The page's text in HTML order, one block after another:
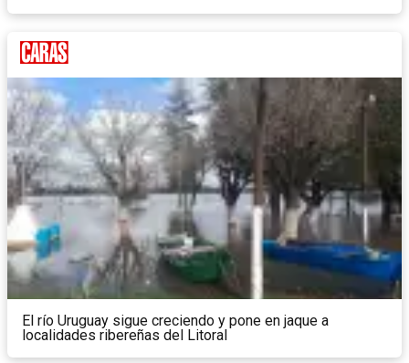
El río Uruguay sigue creciendo y pone en jaque a
localidades ribereñas del Litoral